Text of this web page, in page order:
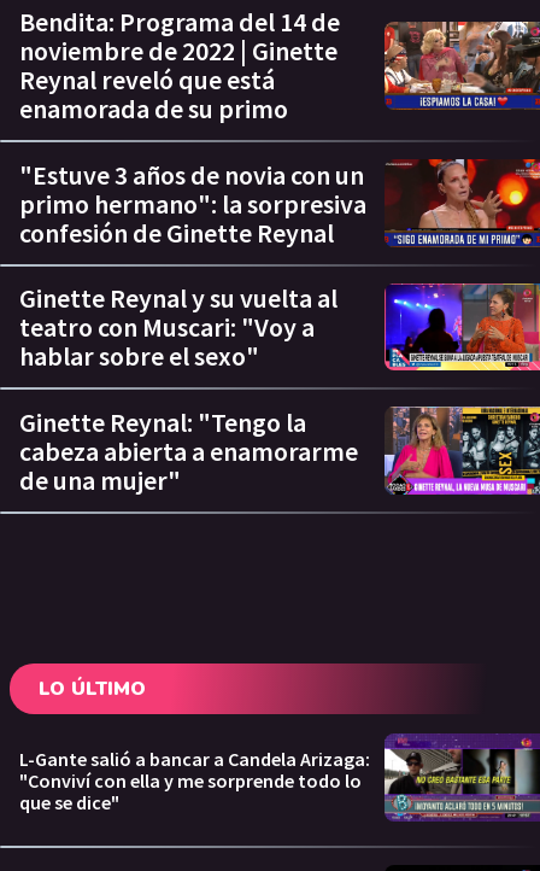
Bendita: Programa del 14 de
noviembre de 2022 | Ginette
Reynal reveló que está
enamorada de su primo
"Estuve 3 años de novia con un
primo hermano": la sorpresiva
confesión de Ginette Reynal
Ginette Reynal y su vuelta al
teatro con Muscari: "Voy a
hablar sobre el sexo"
Ginette Reynal: "Tengo la
cabeza abierta a enamorarme
de una mujer"
LO ÚLTIMO
L-Gante salió a bancar a Candela Arizaga:
"Conviví con ella y me sorprende todo lo
que se dice"